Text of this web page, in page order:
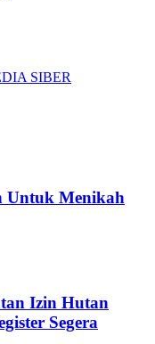
SIBER
Untuk Menikah
Izin Hutan
Segera